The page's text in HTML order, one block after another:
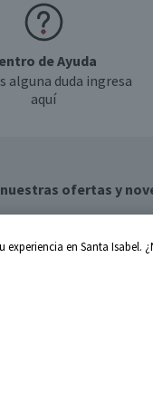
de Ayuda
alguna duda ingresa
aquí
ofertas y
en Santa Isabel.